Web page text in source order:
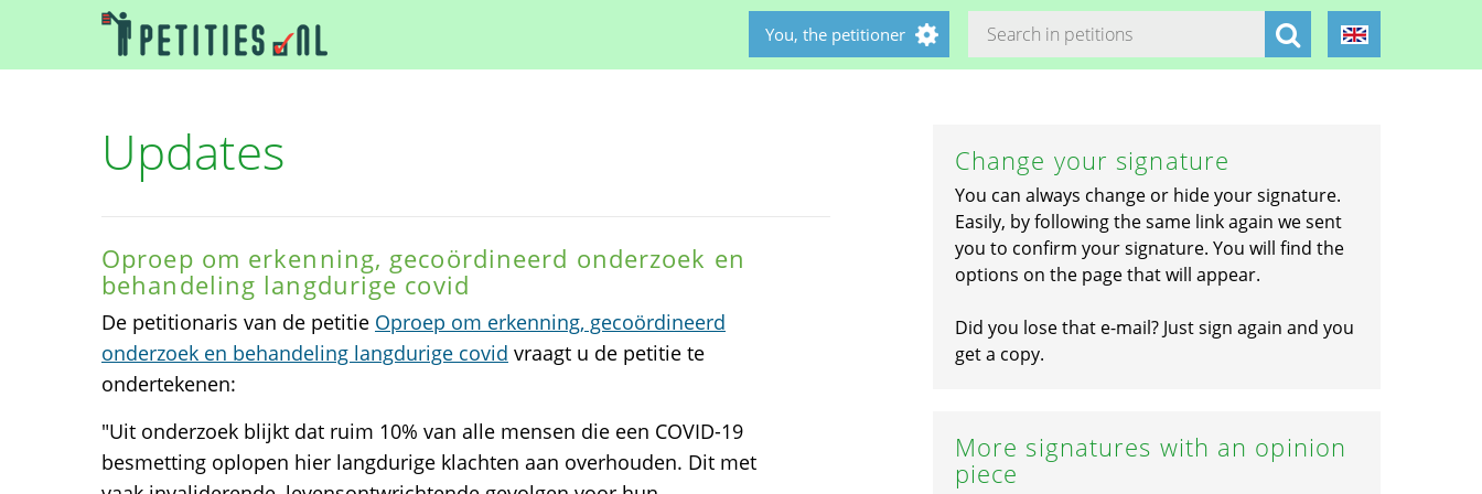
You, the petitioner
Updates
Oproep om erkenning, gecoördineerd onderzoek en
behandeling langdurige covid
De petitionaris van de petitie Oproep om erkenning, gecoördineerd
onderzoek en behandeling langdurige covid vraagt u de petitie te
ondertekenen:
"Uit onderzoek blijkt dat ruim 10% van alle mensen die een COVID-19
besmetting oplopen hier langdurige klachten aan overhouden. Dit met
Change your signature
You can always change or hide your signature.
Easily, by following the same link again we sent
you to confirm your signature. You will find the
options on the page that will appear.
Did you lose that e-mail? Just sign again and you
get a copy.
More signatures with an opinion
piece